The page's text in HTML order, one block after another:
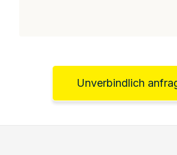
Unverbindlich